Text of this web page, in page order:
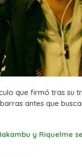
que firmó tras su
antes que
y Riquelme